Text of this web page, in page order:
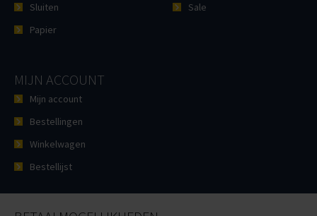
Sluiten
Papier
Sale
MIJN ACCOUNT
Mijn account
Bestellingen
Winkelwagen
Bestellijst